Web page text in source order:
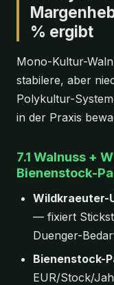
% ergibt
Mono-Kultur-
stabilere, aber
Polykultur-
in der Praxis
7.1 Walnuss +
Bienenstock-
Wildkraeuter-
— fixiert
Duenger-
Bienenstock-
EUR/Stock/